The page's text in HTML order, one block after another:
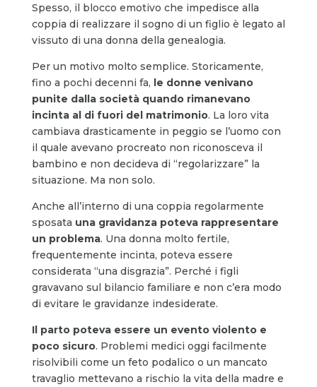
Spesso, il blocco emotivo che impedisce alla
coppia di realizzare il sogno di un figlio è legato al
vissuto di una donna della genealogia.
Per un motivo molto semplice. Storicamente,
fino a pochi decenni fa, le donne venivano
punite dalla società quando rimanevano
incinta al di fuori del matrimonio. La loro vita
cambiava drasticamente in peggio se l’uomo con
il quale avevano procreato non riconosceva il
bambino e non decideva di “regolarizzare” la
situazione. Ma non solo.
Anche all’interno di una coppia regolarmente
sposata una gravidanza poteva rappresentare
un problema. Una donna molto fertile,
frequentemente incinta, poteva essere
considerata “una disgrazia”. Perché i figli
gravavano sul bilancio familiare e non c’era modo
di evitare le gravidanze indesiderate.
Il parto poteva essere un evento violento e
poco sicuro. Problemi medici oggi facilmente
risolvibili come un feto podalico o un mancato
travaglio mettevano a rischio la vita della madre e